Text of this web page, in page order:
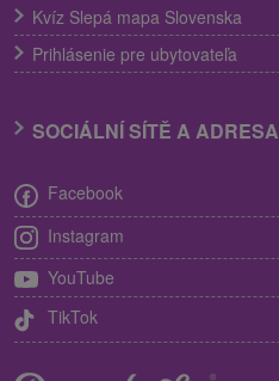
Kvíz Slepá mapa Slovenska
Prihlásenie pre ubytovateľa
SOCIÁLNÍ SÍTĚ A ADRESA
Facebook
Instagram
YouTube
TikTok